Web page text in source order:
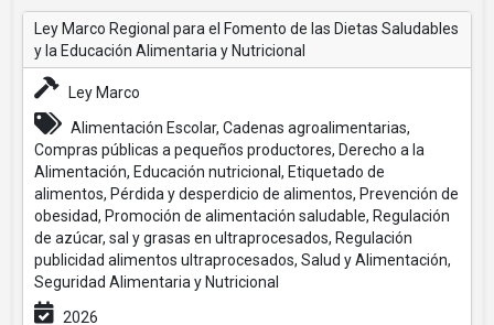
Ley Marco Regional para el Fomento de las Dietas Saludables
y la Educación Alimentaria y Nutricional
Ley Marco
Alimentación Escolar, Cadenas agroalimentarias,
Compras públicas a pequeños productores, Derecho a la
Alimentación, Educación nutricional, Etiquetado de
alimentos, Pérdida y desperdicio de alimentos, Prevención de
obesidad, Promoción de alimentación saludable, Regulación
de azúcar, sal y grasas en ultraprocesados, Regulación
publicidad alimentos ultraprocesados, Salud y Alimentación,
Seguridad Alimentaria y Nutricional
2026